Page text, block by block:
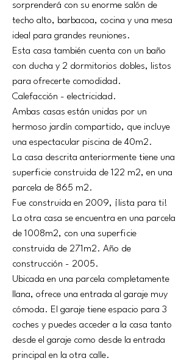
sorprenderá con su enorme salón de
techo alto, barbacoa, cocina y una mesa
ideal para grandes reuniones.
Esta casa también cuenta con un baño
con ducha y 2 dormitorios dobles, listos
para ofrecerte comodidad.
Calefacción - electricidad.
Ambas casas están unidas por un
hermoso jardín compartido, que incluye
una espectacular piscina de 40m2.
La casa descrita anteriormente tiene una
superficie construida de 122 m2, en una
parcela de 865 m2.
Fue construida en 2009, ¡lista para ti!
La otra casa se encuentra en una parcela
de 1008m2, con una superficie
construida de 271m2. Año de
construcción - 2005.
Ubicada en una parcela completamente
llana, ofrece una entrada al garaje muy
cómoda. El garaje tiene espacio para 3
coches y puedes acceder a la casa tanto
desde el garaje como desde la entrada
principal en la otra calle.